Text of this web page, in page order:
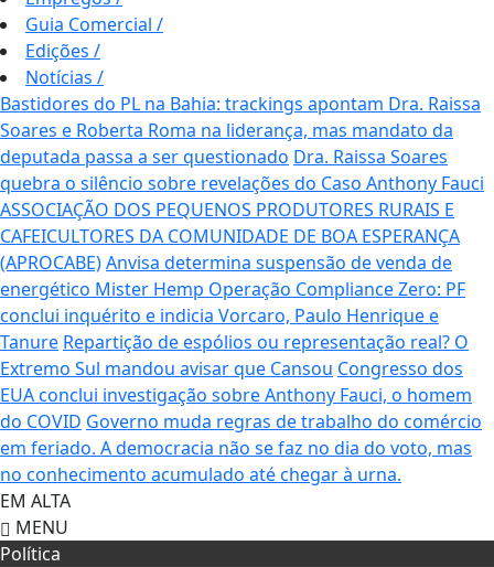
Guia Comercial /
Edições /
Notícias /
Bastidores do PL na Bahia: trackings apontam Dra. Raissa
Soares e Roberta Roma na liderança, mas mandato da
deputada passa a ser questionado Dra. Raissa Soares
quebra o silêncio sobre revelações do Caso Anthony Fauci
ASSOCIAÇÃO DOS PEQUENOS PRODUTORES RURAIS E
CAFEICULTORES DA COMUNIDADE DE BOA ESPERANÇA
(APROCABE)Anvisa determina suspensão de venda de
energético Mister Hemp Operação Compliance Zero: PF
conclui inquérito e indicia Vorcaro, Paulo Henrique e
Tanure Repartição de espólios ou representação real? O
Extremo Sul mandou avisar que Cansou Congresso dos
EUA conclui investigação sobre Anthony Fauci, o homem
do COVID Governo muda regras de trabalho do comércio
em feriado. A democracia não se faz no dia do voto, mas
no conhecimento acumulado até chegar à urna.
EM ALTA
MENU
Política